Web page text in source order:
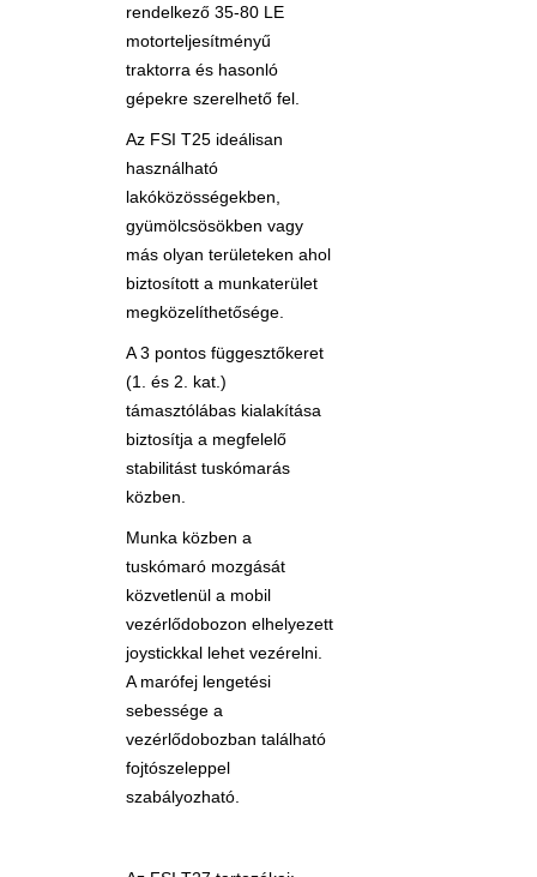
rendelkező 35-80 LE
motorteljesítményű
traktorra és hasonló
gépekre szerelhető fel.
Az FSI T25 ideálisan
használható
lakóközösségekben,
gyümölcsösökben vagy
más olyan területeken ahol
biztosított a munkaterület
megközelíthetősége.
A 3 pontos függesztőkeret
(1. és 2. kat.)
támasztólábas kialakítása
biztosítja a megfelelő
stabilitást tuskómarás
közben.
Munka közben a
tuskómaró mozgását
közvetlenül a mobil
vezérlődobozon elhelyezett
joystickkal lehet vezérelni.
A marófej lengetési
sebessége a
vezérlődobozban található
fojtószeleppel
szabályozható.